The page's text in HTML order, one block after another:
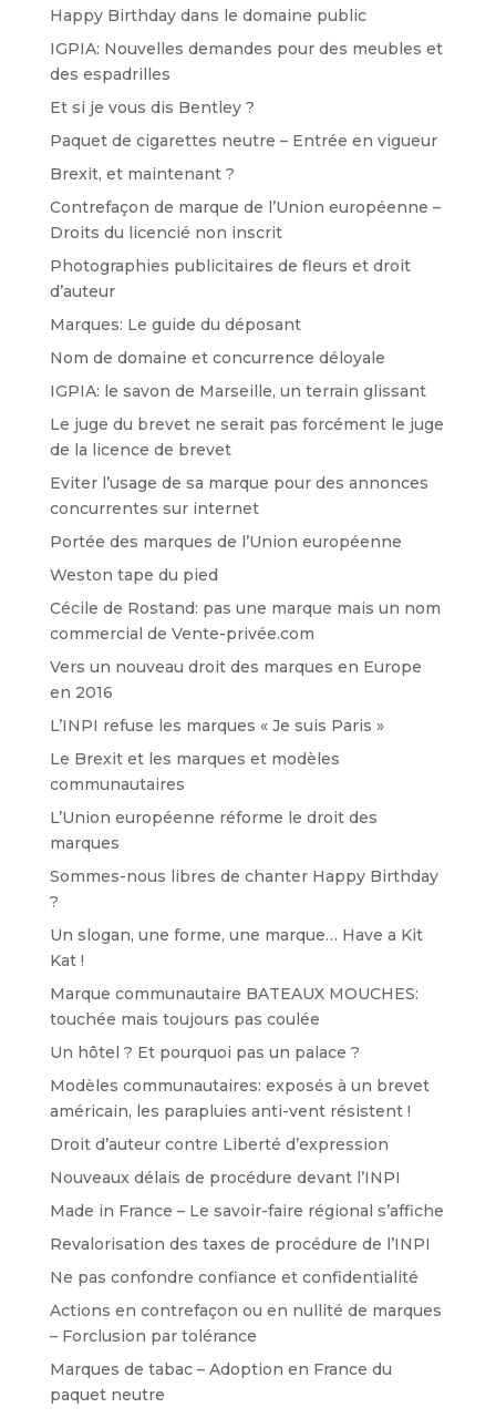
Happy Birthday dans le domaine public
IGPIA: Nouvelles demandes pour des meubles et
des espadrilles
Et si je vous dis Bentley ?
Paquet de cigarettes neutre – Entrée en vigueur
Brexit, et maintenant ?
Contrefaçon de marque de l’Union européenne –
Droits du licencié non inscrit
Photographies publicitaires de fleurs et droit
d’auteur
Marques: Le guide du déposant
Nom de domaine et concurrence déloyale
IGPIA: le savon de Marseille, un terrain glissant
Le juge du brevet ne serait pas forcément le juge
de la licence de brevet
Eviter l’usage de sa marque pour des annonces
concurrentes sur internet
Portée des marques de l’Union européenne
Weston tape du pied
Cécile de Rostand: pas une marque mais un nom
commercial de Vente-privée.com
Vers un nouveau droit des marques en Europe
en 2016
L’INPI refuse les marques « Je suis Paris »
Le Brexit et les marques et modèles
communautaires
L’Union européenne réforme le droit des
marques
Sommes-nous libres de chanter Happy Birthday
?
Un slogan, une forme, une marque… Have a Kit
Kat !
Marque communautaire BATEAUX MOUCHES:
touchée mais toujours pas coulée
Un hôtel ? Et pourquoi pas un palace ?
Modèles communautaires: exposés à un brevet
américain, les parapluies anti-vent résistent !
Droit d’auteur contre Liberté d’expression
Nouveaux délais de procédure devant l’INPI
Made in France – Le savoir-faire régional s’affiche
Revalorisation des taxes de procédure de l’INPI
Ne pas confondre confiance et confidentialité
Actions en contrefaçon ou en nullité de marques
– Forclusion par tolérance
Marques de tabac – Adoption en France du
paquet neutre